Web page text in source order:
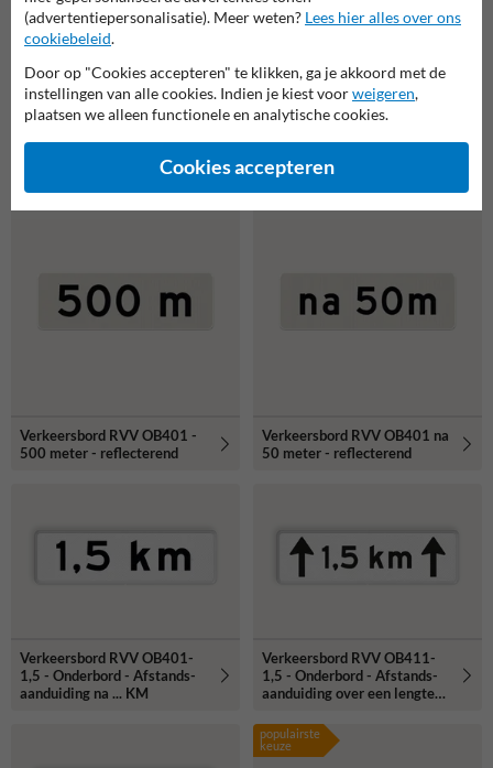
Onderbord - herhaling
Verkeersbord RVV OB313 -
Verkeersbord RVV OB401 -
500 meter - reflecterend
Verkeersbord RVV OB401 na
50 meter - reflecterend
Verkeersbord RVV OB401-
1,5 - Onderbord - Afstands-
aanduiding na ... KM
Verkeersbord RVV OB411-
1,5 - Onderbord - Afstands-
aanduiding over een lengte
populairste
keuze
(advertentiepersonalisatie). Meer weten? Lees hier alles over ons
cookiebeleid.
Door op "Cookies accepteren" te klikken, ga je akkoord met de
instellingen van alle cookies. Indien je kiest voorweigeren,
plaatsen we alleen functionele en analytische cookies.
Cookies accepteren